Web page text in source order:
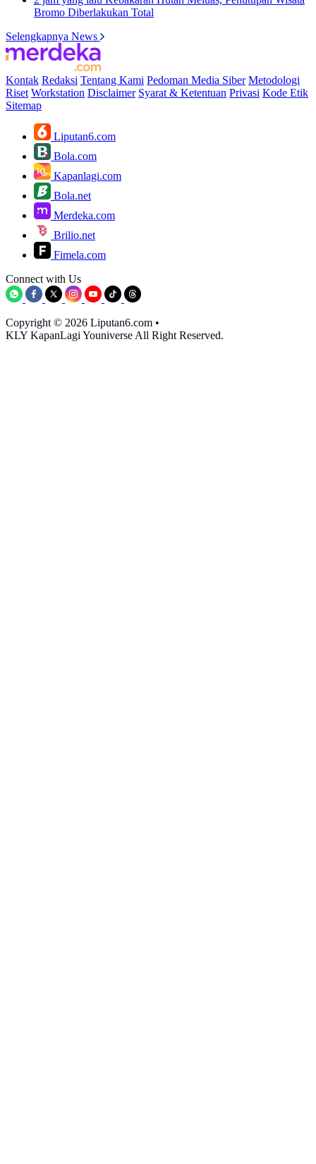
Bromo Diberlakukan Total
Selengkapnya News
Kontak Redaksi Tentang Kami Pedoman Media Siber Metodologi
Riset Workstation Disclaimer Syarat & Ketentuan Privasi Kode Etik
Sitemap
Liputan6.com
Bola.com
Kapanlagi.com
Bola.net
Merdeka.com
Brilio.net
Fimela.com
Connect with Us
Copyright © 2026 Liputan6.com •
KLY KapanLagi Youniverse All Right Reserved.